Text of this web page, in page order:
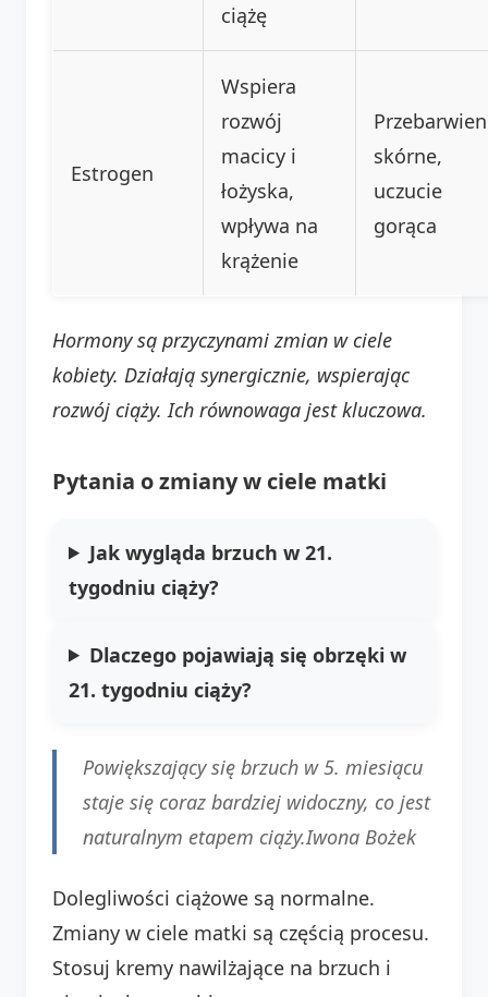
ciążę
Estrogen
Wspiera
rozwój
macicy i
łożyska,
wpływa na
krążenie
skórne,
uczucie
gorąca
Hormony są przyczynami zmian w ciele
kobiety. Działają synergicznie, wspierając
rozwój ciąży. Ich równowaga jest kluczowa.
Pytania o zmiany w ciele matki
Jak wygląda brzuch w 21.
tygodniu ciąży?
Dlaczego pojawiają się obrzęki w
21. tygodniu ciąży?
Powiększający się brzuch w 5. miesiącu
staje się coraz bardziej widoczny, co jest
naturalnym etapem ciąży.Iwona Bożek
Dolegliwości ciążowe są normalne.
Zmiany w ciele matki są częścią procesu.
Stosuj kremy nawilżające na brzuch i